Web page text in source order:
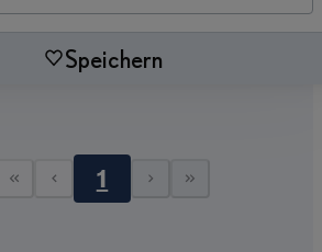
Speichern
Erste Seite
Vorherige Seite
1